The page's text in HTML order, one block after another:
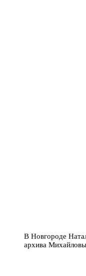
В Новгороде
архива